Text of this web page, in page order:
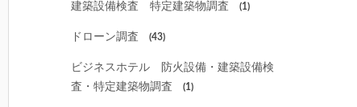
建築設備検査 特定建築物調査
(1)
ドローン調査 (43)
ビジネスホテル 防火設備・建築設備検
査・特定建築物調査
(1)